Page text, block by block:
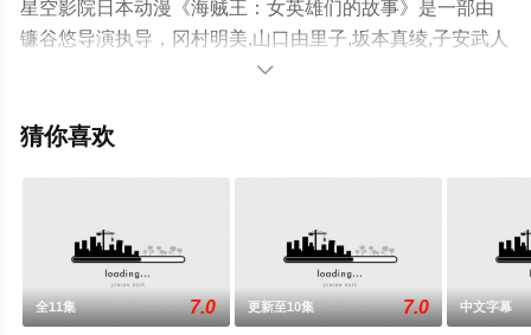
星空影院日本动漫《海贼王：女英雄们的故事》是一部由
镰谷悠导演执导，冈村明美,山口由里子,坂本真绫,子安武人
等演员精彩演绎的日本动漫，大结局剧情已揭晓（完
电影网，更多相关信息可移步至豆瓣动漫、电视猫或剧情

猜你喜欢
全11集 7.0 更新至10集 7.0 中文字幕